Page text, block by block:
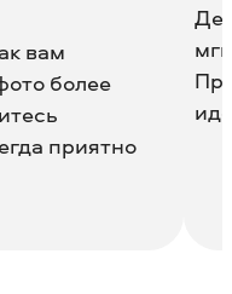
вам
более
приятно